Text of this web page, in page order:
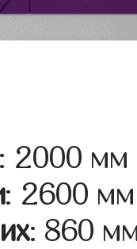
: 2000 мм
: 2600 мм
: 860